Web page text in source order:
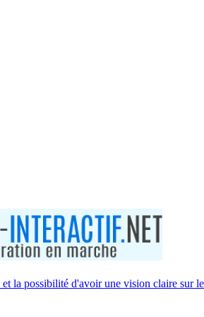
la possibilité d'avoir une vision claire sur